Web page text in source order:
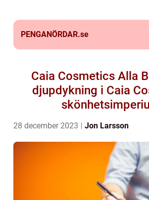
PENGANÖRDAR.se
Caia Cosmetics Alla
djupdykning i Caia
28 december 2023 Jon Larsson